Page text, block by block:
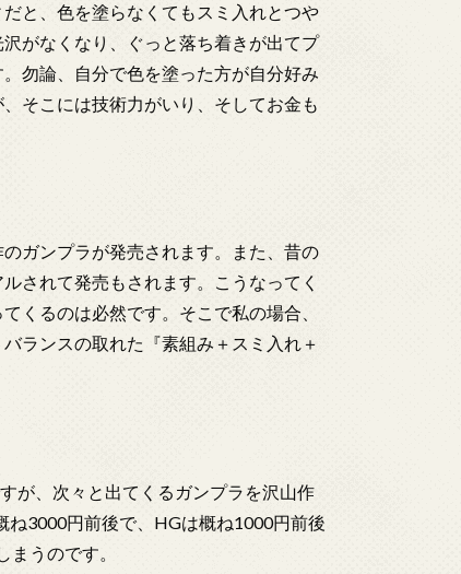
と、色を塗らなくてもスミ入れとつや
がなくなり、ぐっと落ち着きが出てプ
勿論、自分で色を塗った方が自分好み
そこには技術力がいり、そしてお金も
ガンプラが発売されます。また、昔の
されて発売もされます。こうなってく
くるのは必然です。そこで私の場合、
ランスの取れた『素組み＋スミ入れ＋
が、次々と出てくるガンプラを沢山作
3000円前後で、HGは概ね1000円前後
うのです。